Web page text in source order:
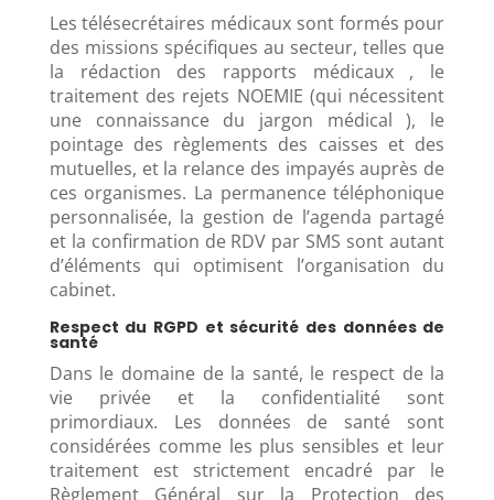
Les télésecrétaires médicaux sont formés pour
des missions spécifiques au secteur, telles que
la rédaction des rapports médicaux , le
traitement des rejets NOEMIE (qui nécessitent
une connaissance du jargon médical ), le
pointage des règlements des caisses et des
mutuelles, et la relance des impayés auprès de
ces organismes. La permanence téléphonique
personnalisée, la gestion de l’agenda partagé
et la confirmation de RDV par SMS sont autant
d’éléments qui optimisent l’organisation du
cabinet.
Respect du RGPD et sécurité des données de
santé
Dans le domaine de la santé, le respect de la
vie privée et la confidentialité sont
primordiaux. Les données de santé sont
considérées comme les plus sensibles et leur
traitement est strictement encadré par le
Règlement Général sur la Protection des